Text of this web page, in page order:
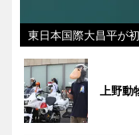
東日本国際大昌平が
上野